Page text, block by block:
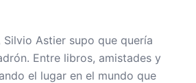
Silvio Astier supo que quería
Entre libros, amistades y
el lugar en el mundo que